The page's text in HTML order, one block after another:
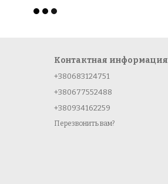
Контактная информация
+380683124751
+380677552488
+380934162259
Перезвонить вам?